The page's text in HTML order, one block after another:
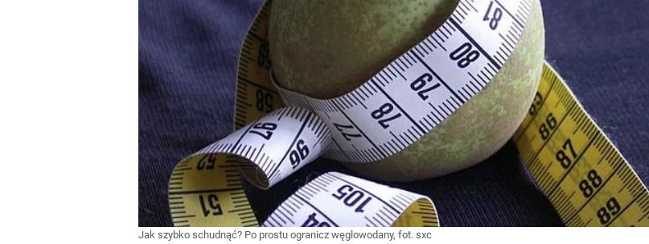
Jak szybko schudnąć? Po prostu ogranicz węglowodany, fot. sxc